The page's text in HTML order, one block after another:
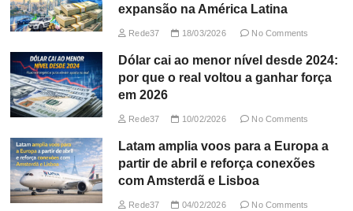
expansão na América Latina
Rede37 18/03/2026 No Comments
Dólar cai ao menor nível desde 2024:
por que o real voltou a ganhar força
em 2026
Rede37 10/02/2026 No Comments
Latam amplia voos para a Europa a
partir de abril e reforça conexões
com Amsterdã e Lisboa
Rede37 04/02/2026 No Comments